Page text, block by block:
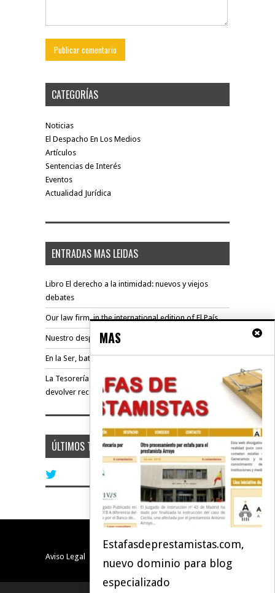
CATEGORÍAS
Noticias
El Despacho En Los Medios
Artículos
Sentencias de Interés
Eventos
Actualidad Jurídica
ENTRADAS MAS LEIDAS
Libro El derecho a la intimidad: nuevos y viejos
debates
Our law firm, in the international edition of El País
Nuestro despacho, en el diario Cinco Días
En la Ser, batalla judicial ganada contra prestamista
La Tesorería de la Seguridad Social condenada a
devolver rec...
ÚLTIMOS TWEETS
MAS
Estafasdeprestamistas.com,
nuevo dominio para blog
especializado
Aviso Legal